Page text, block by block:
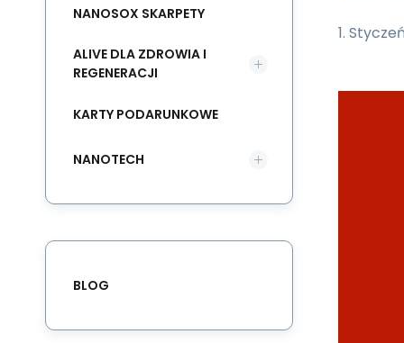
NANOSOX SKARPETY
ALIVE DLA ZDROWIA I
REGENERACJI
KARTY PODARUNKOWE
NANOTECH
BLOG
1.